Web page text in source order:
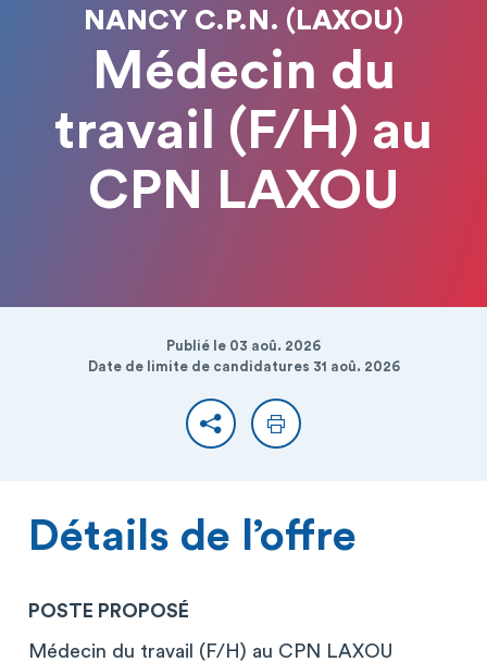
NANCY C.P.N. (LAXOU)
Médecin du
travail (F/H) au
CPN LAXOU
Publié le 03 aoû. 2026
Date de limite de candidatures 31 aoû. 2026
PartagerImprimer
Détails de l’offre
POSTE PROPOSÉ
Médecin du travail (F/H) au CPN LAXOU